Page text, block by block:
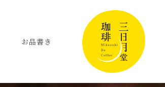
お品書き